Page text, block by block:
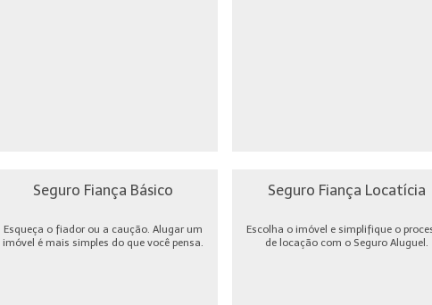
Seguro Fiança Básico
Esqueça o fiador ou a caução. Alugar um
imóvel é mais simples do que você pensa.
Seguro Fiança Locatícia
Escolha o imóvel e simplifique o
de locação com o Seguro Aluguel.